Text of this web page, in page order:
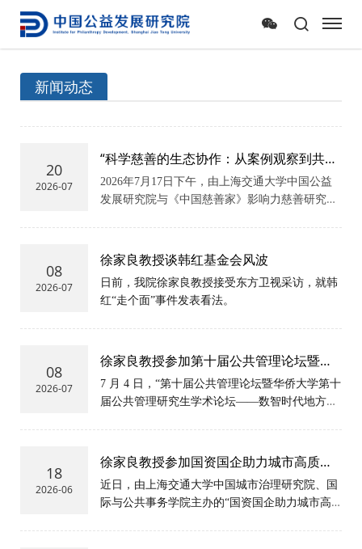
新闻动态
20
2026-07
“科学慈善的生态协作：从案例观察到共同
价值” 上海科学慈善沙龙举办
2026年7月17日下午，由上海交通大学中国公益
发展研究院与《中国慈善家》影响力慈善研究院
徐汇校区新建楼239会议室举办。
08
2026-07
徐家良教授谈韩红基金会风波
日前，我院徐家良教授接受东方卫视采访，就韩
红“走个面”事件发表看法。
08
2026-07
徐家良教授参加第十届公共管理论坛暨华
侨大学第十届公共管理研究生学术论坛并
发言
7 月 4 日，“第十届公共管理论坛暨华侨大学第十
届公共管理研究生学术论坛——数智时代地方治
18
2026-06
徐家良教授参加国资国企助力城市高质量
发展研讨会
近日，由上海交通大学中国城市治理研究院、国
际与公共事务学院主办的“国资国企助力城市高